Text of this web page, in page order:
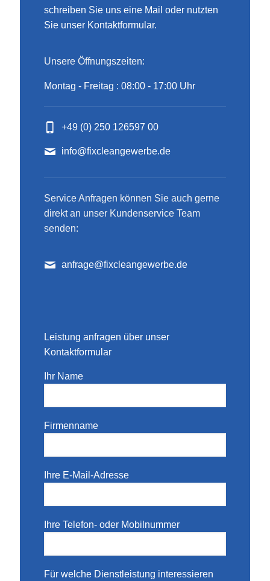
schreiben Sie uns eine Mail oder nutzten
Sie unser Kontaktformular.
Unsere Öffnungszeiten:
Montag - Freitag : 08:00 - 17:00 Uhr
+49 (0) 250 126597 00
info@fixcleangewerbe.de
Service Anfragen können Sie auch gerne
direkt an unser Kundenservice Team
senden:
anfrage@fixcleangewerbe.de
Leistung anfragen über unser
Kontaktformular
Ihr Name
Firmenname
Ihre E-Mail-Adresse
Ihre Telefon- oder Mobilnummer
Für welche Dienstleistung interessieren